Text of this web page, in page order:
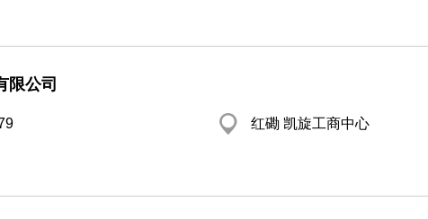
限公司
红磡 凯旋工商中心